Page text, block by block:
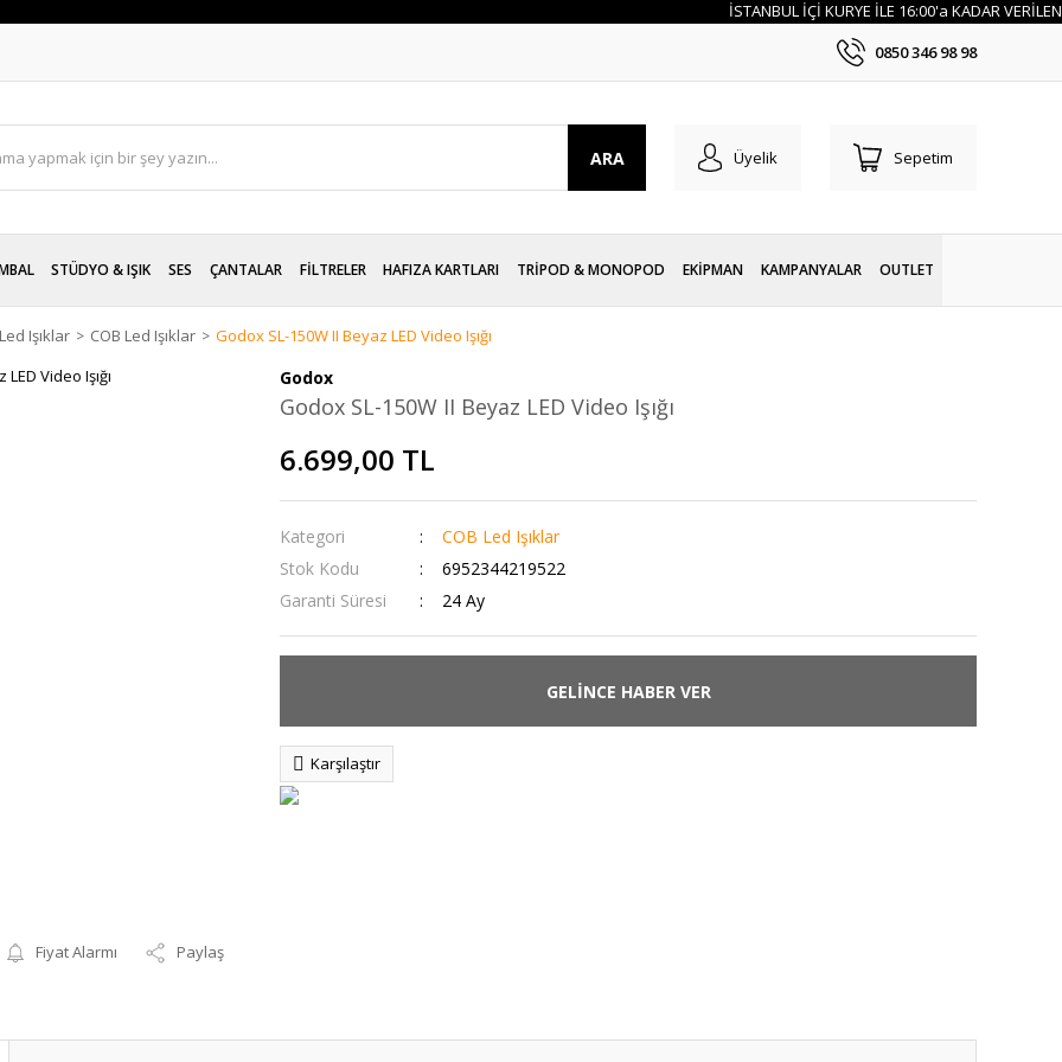
İSTANBUL İÇİ KURYE İLE 16:00'a KADAR VERİLEN
0850 346 98 98
ARA Üyelik Sepetim
STÜDYO & IŞIK SES ÇANTALAR FİLTRELER HAFIZA KARTLARI TRİPOD & MONOPOD EKİPMAN KAMPANYALAR OUTLET
Işıklar COB Led Işıklar Godox SL-150W II Beyaz LED Video Işığı
Fiyat Alarmı Paylaş
Godox
Godox SL-150W II Beyaz LED Video Işığı
6.699,00 TL
Kategori
COB Led Işıklar
Stok Kodu
6952344219522
Garanti Süresi
24 Ay
GELİNCE HABER VER
Karşılaştır